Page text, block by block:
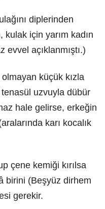
diplerinden
için yarım kadın
evvel açıklanmıştı.)
küçük kızla
uzvuyla dübür
hale gelirse, erkeğin
karı kocalık
çene kemiği kırılsa
birini (Beşyüz dirhem
gerekir.